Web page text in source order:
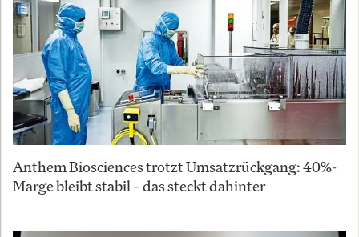
Anthem Biosciences trotzt Umsatzrückgang: 40%-
Marge bleibt stabil – das steckt dahinter